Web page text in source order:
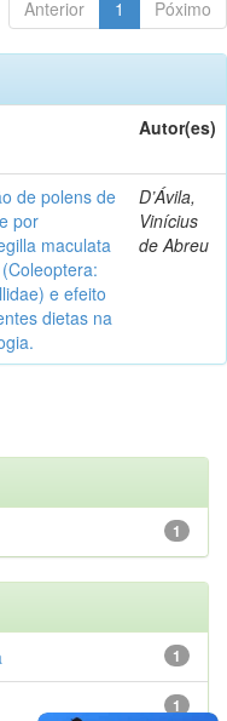
Anterior 1 Póximo
Autor(es)
de polens de
por
maculata
e efeito
dietas na
D’Ávila,
Vinícius
de Abreu
1
1
1